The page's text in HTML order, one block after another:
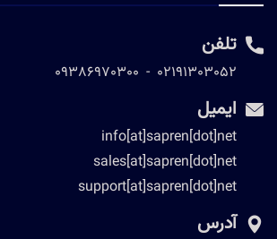
تلفن
02191303052
-
09386970300
ایمیل
info[at]sapren[dot]net
sales[at]sapren[dot]net
support[at]sapren[dot]net
آدرس